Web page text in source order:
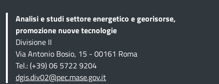
Analisi e studi settore energetico e georisorse,
promozione nuove tecnologie
Divisione II
Via Antonio Bosio, 15 - 00161 Roma
Tel.: (+39) 06 5722 9204
dgis.div02@pec.mase.gov.it